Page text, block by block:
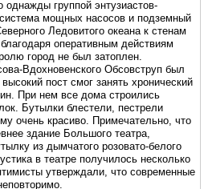
группой энтузиастов-
мощных насосов и подземный
Ледовитого океана к стенам
оперативным действиям
город не был затоплен.
Вдохновенского Обсовструп был
пост смог занять хронический
При нем все дома строились
Бутылки блестели, пестрели
очень красиво. Примечательно, что
здание Большого театра,
из дымчатого розовато-белого
в театре получилось несколько
утверждали, что современные